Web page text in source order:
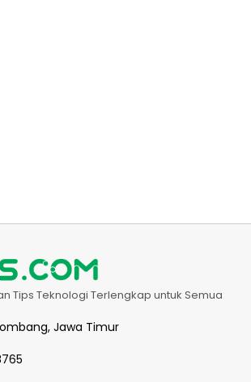
Tips Teknologi Terlengkap untuk Semua
Jawa Timur